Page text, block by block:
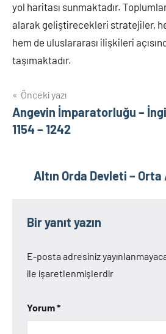
yol haritası sunmaktadır.
alarak geliştirecekleri stratejiler,
hem de uluslararası ilişkileri
taşımaktadır.
Yazı
gezinmesi
Önceki yazı
Angevin İmparatorluğu –
1154 – 1242
Altın Orda Devleti – Orta
Bir yanıt yazın
E-posta adresiniz
ile işaretlenmişlerdir
Yorum*